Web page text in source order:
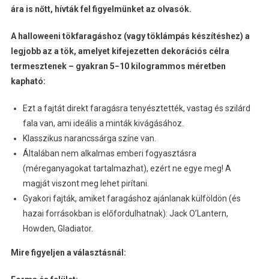
ára is nőtt, hívták fel figyelmünket az olvasók.
A halloweeni tökfaragáshoz (vagy töklámpás készítéshez) a
legjobb az a tök, amelyet kifejezetten dekorációs célra
termesztenek – gyakran 5−10kilogrammos méretben
kapható:
Ezt a fajtát direkt faragásra tenyésztették, vastag és szilárd
fala van, ami ideális a minták kivágásához.
Klasszikus narancssárga színe van.
Általában nem alkalmas emberi fogyasztásra
(méreganyagokat tartalmazhat), ezért ne egye meg! A
magját viszont meg lehet pirítani.
Gyakori fajták, amiket faragáshoz ajánlanak külföldön (és
hazai forrásokban is előfordulhatnak): Jack O’Lantern,
Howden, Gladiator.
Mire figyeljen a választásnál: